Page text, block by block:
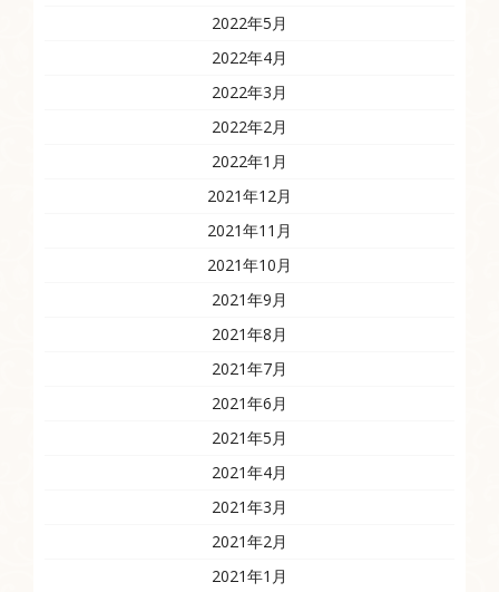
2022年5月
2022年4月
2022年3月
2022年2月
2022年1月
2021年12月
2021年11月
2021年10月
2021年9月
2021年8月
2021年7月
2021年6月
2021年5月
2021年4月
2021年3月
2021年2月
2021年1月